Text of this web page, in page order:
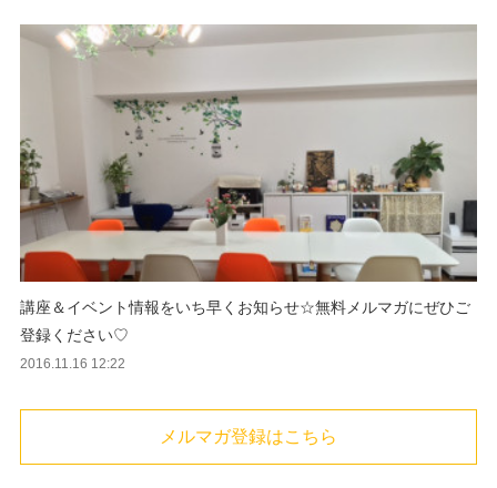
講座＆イベント情報をいち早くお知らせ☆無料メルマガにぜひご
登録ください♡
2016.11.16 12:22
メルマガ登録はこちら